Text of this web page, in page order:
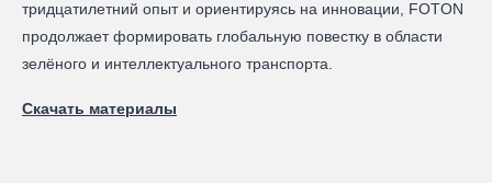
тридцатилетний опыт и ориентируясь на инновации, FOTON
продолжает формировать глобальную повестку в области
зелёного и интеллектуального транспорта.
Скачать материалы